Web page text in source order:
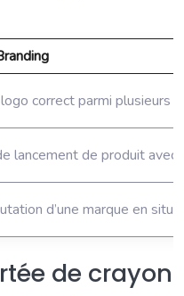
correct parmi plusieurs
lancement de produit avec
d’une marque en
de crayon